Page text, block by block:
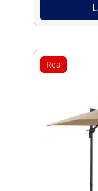
Rea